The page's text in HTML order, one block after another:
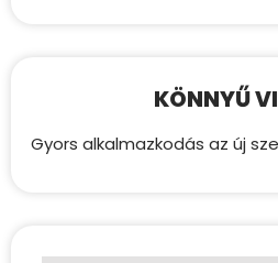
KÖNNYŰ
Gyors alkalmazkodás az új